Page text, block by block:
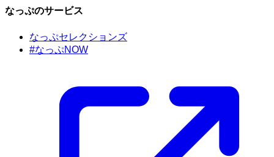
なっぷのサービス
なっぷセレクションズ
#なっぷNOW